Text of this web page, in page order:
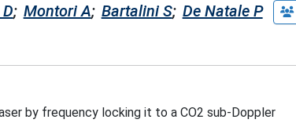
; Montori A; Bartalini S; De Natale P
by frequency locking it to a CO2 sub-Doppler